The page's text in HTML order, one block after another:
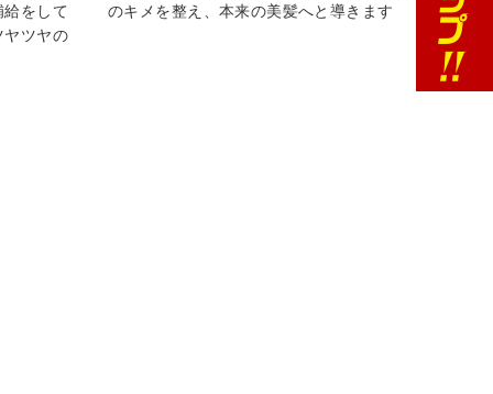
をして
ヤツヤの
のキメを整え、本来の美髪へと導きます